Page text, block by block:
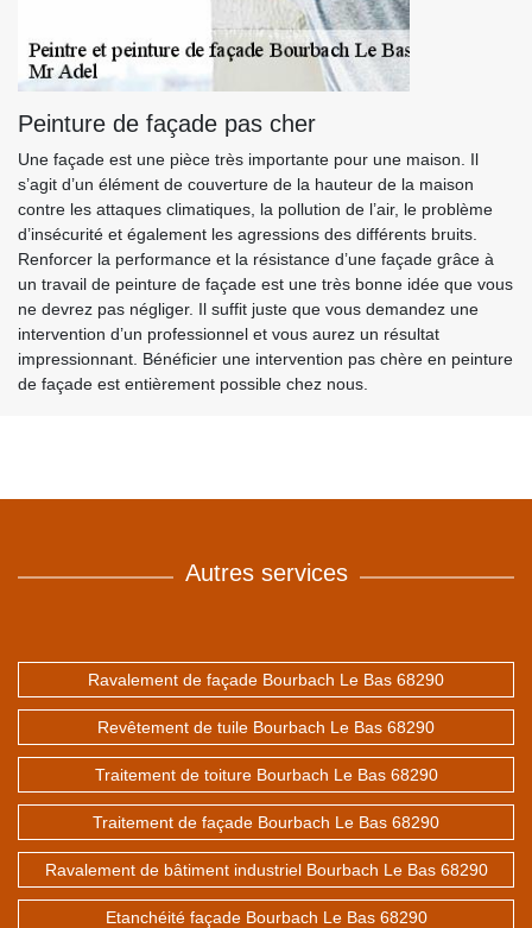
Peinture de façade pas cher
Une façade est une pièce très importante pour une maison. Il
s’agit d’un élément de couverture de la hauteur de la maison
contre les attaques climatiques, la pollution de l’air, le problème
d’insécurité et également les agressions des différents bruits.
Renforcer la performance et la résistance d’une façade grâce à
un travail de peinture de façade est une très bonne idée que vous
ne devrez pas négliger. Il suffit juste que vous demandez une
intervention d’un professionnel et vous aurez un résultat
impressionnant. Bénéficier une intervention pas chère en peinture
de façade est entièrement possible chez nous.
Autres services
Ravalement de façade Bourbach Le Bas 68290
Revêtement de tuile Bourbach Le Bas 68290
Traitement de toiture Bourbach Le Bas 68290
Traitement de façade Bourbach Le Bas 68290
Ravalement de bâtiment industriel Bourbach Le Bas 68290
Etanchéité façade Bourbach Le Bas 68290